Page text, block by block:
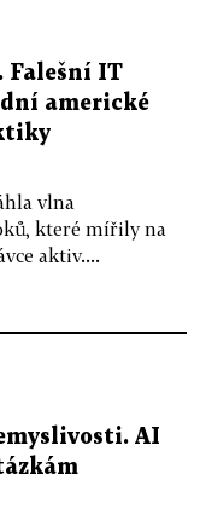
Falešní IT
americké
vlna
které mířily na
aktiv....
AI